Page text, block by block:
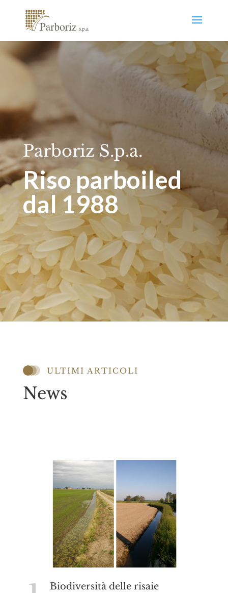
Parboriz S.p.a.
Riso parboiled
dal 1988
ULTIMI ARTICOLI
News
Biodiversità delle risaie